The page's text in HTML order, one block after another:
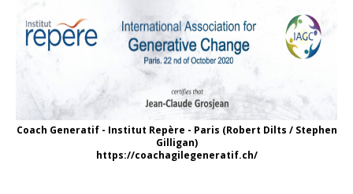
Coach Generatif - Institut Repère - Paris (Robert Dilts / Stephen
Gilligan)
https://coachagilegeneratif.ch/